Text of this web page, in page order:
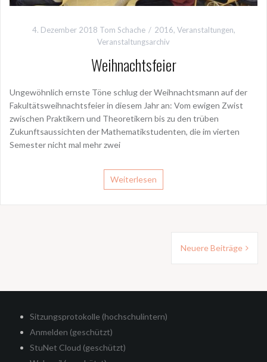
4. Dezember 2018 Tom Schache 2016, Veranstaltungen,
Veranstaltungsarchiv
Weihnachtsfeier
Ungewöhnlich ernste Töne schlug der Weihnachtsmann auf der
Fakultätsweihnachtsfeier in diesem Jahr an: Vom ewigen Zwist
zwischen Praktikern und Theoretikern bis zu den trüben
Zukunftsaussichten der Mathematikstudenten, die im vierten
Semester nicht mal mehr zwei
Weiterlesen
Neuere Beiträge
Sitzungsprotokolle (hochschulintern)
Anmelden (geschützt)
StuNet Cloud (geschützt)